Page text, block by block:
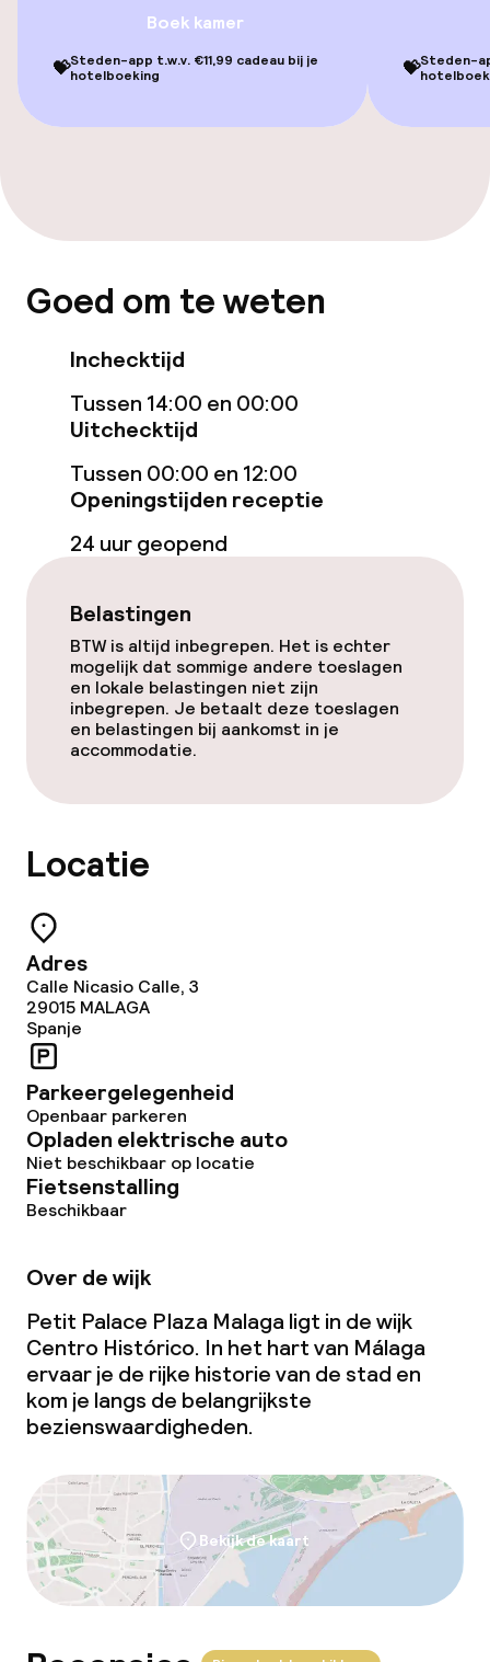
Voor toegankelijkheid
geoptimaliseerde kamers beschikbaar
Entertainment
Ontbijtbuffet
Schoonmaakvoorzieningen
Wasservice
Beleid
Overal rookvrij
Kleine huisdieren toegestaan (minder
dan de 5 kg)
Grote huisdieren toegestaan (meer
dan 5 kg)
Boek kamer
💝Steden-app t.w.v. €11,99 cadeau bij je
hotelboeking
💝Steden-
Goed om te weten
Inchecktijd
Tussen 14:00 en 00:00
Uitchecktijd
Tussen 00:00 en 12:00
Openingstijden receptie
24 uur geopend
Belastingen
BTW is altijd inbegrepen. Het is echter
mogelijk dat sommige andere toeslagen
en lokale belastingen niet zijn
inbegrepen. Je betaalt deze toeslagen
en belastingen bij aankomst in je
accommodatie.
Locatie
Adres
Calle Nicasio Calle, 3
29015 MALAGA
Spanje
Parkeergelegenheid
Openbaar parkeren
Opladen elektrische auto
Niet beschikbaar op locatie
Fietsenstalling
Beschikbaar
Over de wijk
Petit Palace Plaza Malaga ligt in de wijk
Centro Histórico. In het hart van Málaga
ervaar je de rijke historie van de stad en
kom je langs de belangrijkste
bezienswaardigheden.
Bekijk de kaart